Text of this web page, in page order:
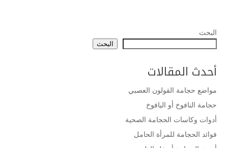
البحث
البحث
أحدث المقالات
مواضع حجامة القولون العصبي
حجامة النافوخ أو اليافوخ
أدوات وكاسات الحجامة الصحية
فوائد الحجامة للمرأة الحامل